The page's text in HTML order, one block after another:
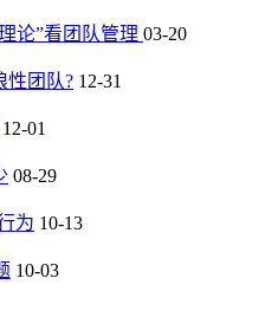
论”看团队管理 03-20
性团队? 12-31
12-01
08-29
为 10-13
10-03